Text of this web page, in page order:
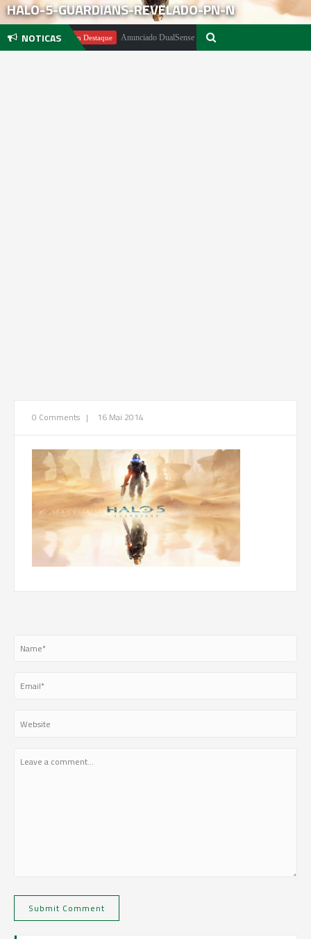
HALO-5-GUARDIANS-REVELADO-PN-N
NOTICASEm Destaque Anunciado DualSense The Last of Us Limited Edition
0 Comments | 16 Mai 2014